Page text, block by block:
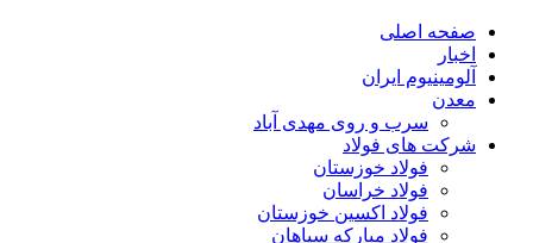
صفحه اصلی
اخبار
آلومینیوم ایران
معدن
سرب و روی مهدی آباد
شرکت های فولاد
فولاد خوزستان
فولاد خراسان
فولاد اکسین خوزستان
فولاد مبارکه سپاهان